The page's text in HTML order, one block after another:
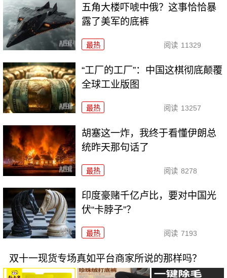
五角大楼吓唬中俄？这事恰恰暴
露了美军的底裤
最热 阅读 11329
“工厂的工厂”：中国这棋彻底颠覆
全球工业版图
最热 阅读 13257
胡塞这一炸，我终于看懂伊朗总
统昨天那句话了
最热 阅读 8278
印度豪赌千亿卢比，要对中国光
伏“卡脖子”？
最热 阅读 7193
双十一现货专场真如平台商家所说的那样吗？